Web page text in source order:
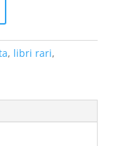
, libri rari,